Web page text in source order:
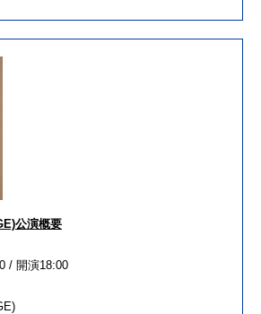
公演概要
/ 開演18:00